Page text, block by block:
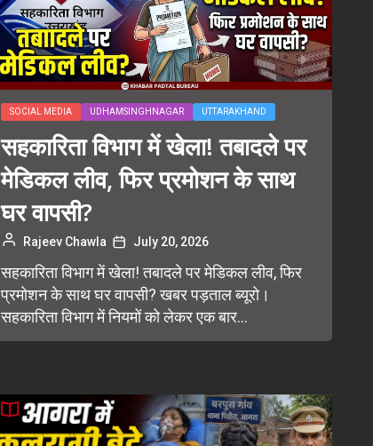
SOCIAL MEDIA UDHAMSINGHNAGAR UTTARAKHAND
सहकारिता विभाग में खेला! तबादले पर
मेडिकल लीव, फिर प्रमोशन के साथ
घर वापसी?
Rajeev Chawla July 20, 2026
सहकारिता विभाग में खेला! तबादले पर मेडिकल लीव, फिर
प्रमोशन के साथ घर वापसी? खबर पड़ताल ब्यूरो।
सहकारिता विभाग में नियमों को लेकर एक बार...